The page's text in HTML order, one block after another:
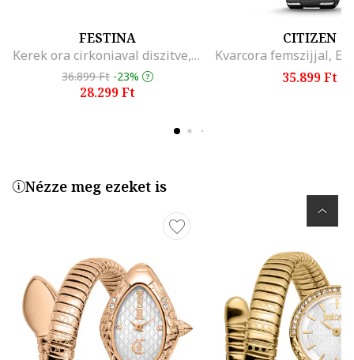
FESTINA
Kerek ora cirkoniaval diszitve, Ezust/Rozsaszin arany/Feher, Ezüstszín
36.899 Ft -23%
28.299 Ft
CITIZEN
35.899 Ft
Nézze meg ezeket is